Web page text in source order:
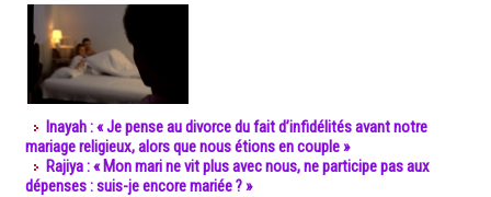
Inayah : « Je pense au divorce du fait d’infidélités avant notre
mariage religieux, alors que nous étions en couple »
Rajiya : « Mon mari ne vit plus avec nous, ne participe pas aux
dépenses : suis-je encore mariée ? »